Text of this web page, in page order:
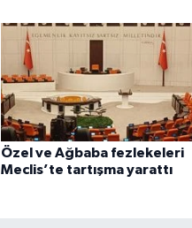
Özel ve Ağbaba fezlekeleri
Meclis’te tartışma yarattı